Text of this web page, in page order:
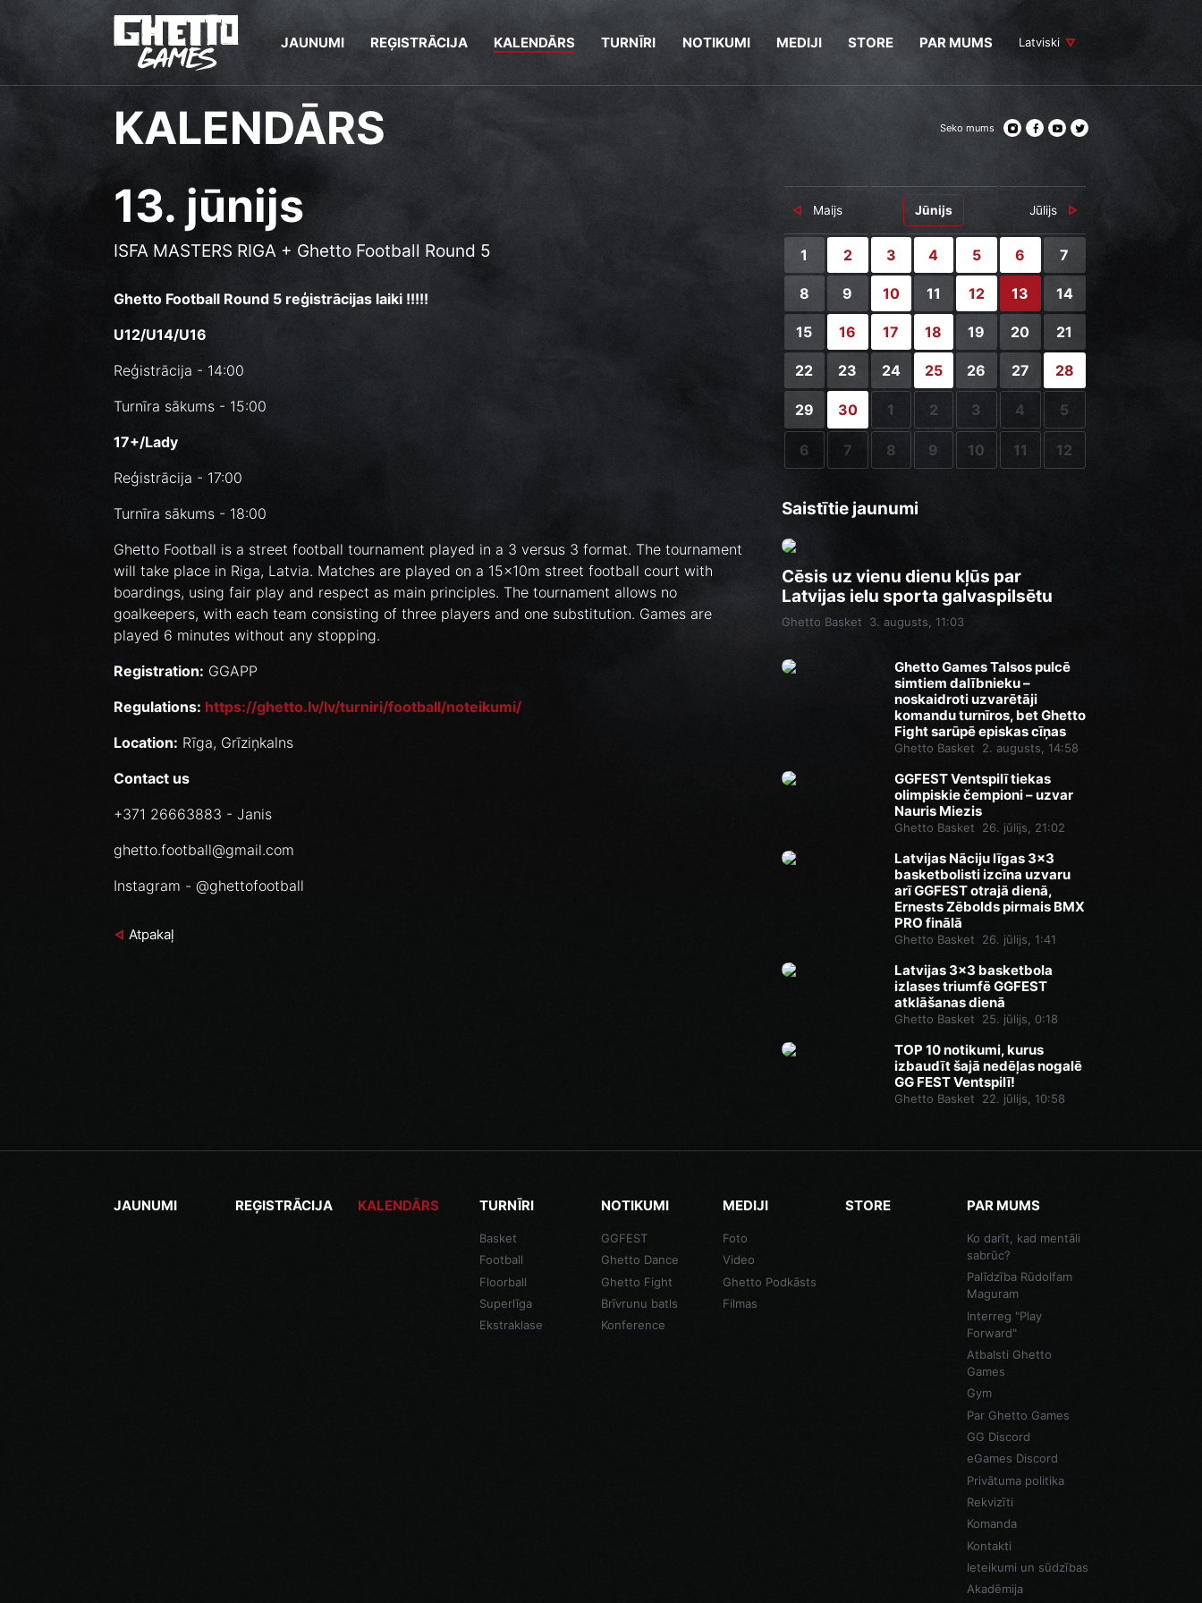
JAUNUMI REĢISTRĀCIJA KALENDĀRS TURNĪRI NOTIKUMI MEDIJI STORE PAR MUMS Latviski
KALENDĀRS Seko mums
13. jūnijs
ISFA MASTERS RIGA + Ghetto Football Round 5
Ghetto Football Round 5 reģistrācijas laiki !!!!!
U12/U14/U16
Reģistrācija - 14:00
Turnīra sākums - 15:00
17+/Lady
Reģistrācija - 17:00
Turnīra sākums - 18:00
Ghetto Football is a street football tournament played in a 3 versus 3 format. The tournament
will take place in Riga, Latvia. Matches are played on a 15x10m street football court with
boardings, using fair play and respect as main principles. The tournament allows no
goalkeepers, with each team consisting of three players and one substitution. Games are
played 6 minutes without any stopping.
Registration: GGAPP
Regulations: https://ghetto.lv/lv/turniri/football/noteikumi/
Location: Rīga, Grīziņkalns
Contact us
+371 26663883 - Janis
ghetto.football@gmail.com
Instagram - @ghettofootball
Atpakaļ
Maijs Jūnijs Jūlijs
1 2 3 4 5 6 7
8 9 10 11 12 13 14
15 16 17 18 19 20 21
22 23 24 25 26 27 28
29 30 1 2 3 4 5
6 7 8 9 10 11 12
Saistītie jaunumi
Cēsis uz vienu dienu kļūs par
Latvijas ielu sporta galvaspilsētu
Ghetto Basket 3. augusts, 11:03
Ghetto Games Talsos pulcē
simtiem dalībnieku –
noskaidroti uzvarētāji
komandu turnīros, bet Ghetto
Fight sarūpē episkas cīņas
Ghetto Basket 2. augusts, 14:58
GGFEST Ventspilī tiekas
olimpiskie čempioni – uzvar
Nauris Miezis
Ghetto Basket 26. jūlijs, 21:02
Latvijas Nāciju līgas 3x3
basketbolisti izcīna uzvaru
arī GGFEST otrajā dienā,
Ernests Zēbolds pirmais BMX
PRO finālā
Ghetto Basket 26. jūlijs, 1:41
Latvijas 3x3 basketbola
izlases triumfē GGFEST
atklāšanas dienā
Ghetto Basket 25. jūlijs, 0:18
TOP 10 notikumi, kurus
izbaudīt šajā nedēļas nogalē
GG FEST Ventspilī!
Ghetto Basket 22. jūlijs, 10:58
JAUNUMI REĢISTRĀCIJA KALENDĀRS TURNĪRI
Basket
Football
Floorball
Superlīga
Ekstraklase
NOTIKUMI
GGFEST
Ghetto Dance
Ghetto Fight
Brīvrunu batls
Konference
MEDIJI
Foto
Video
Ghetto Podkāsts
Filmas
STORE PAR MUMS
Ko darīt, kad mentāli
sabrūc?
Palīdzība Rūdolfam
Maguram
Interreg "Play
Forward"
Atbalsti Ghetto
Games
Gym
Par Ghetto Games
GG Discord
eGames Discord
Privātuma politika
Rekvizīti
Komanda
Kontakti
Ieteikumi un sūdzības
Akadēmija